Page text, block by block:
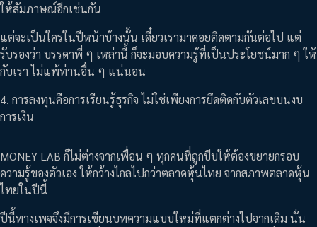
ให้สัมภาษณ์อีกเช่นกัน
แต่จะเป็นใครในปีหน้าบ้างนั้น เดี๋ยวเรามาคอยติดตามกันต่อไป แต่
รับรองว่า บรรดาพี่ ๆ เหล่านี้ ก็จะมอบความรู้ที่เป็นประโยชน์มาก ๆ ให้
กับเรา ไม่แพ้ท่านอื่น ๆ แน่นอน
4. การลงทุนคือการเรียนรู้ธุรกิจ ไม่ใช่เพียงการยึดติดกับตัวเลขบนงบ
การเงิน
MONEY LAB ก็ไม่ต่างจากเพื่อน ๆ ทุกคนที่ถูกบีบให้ต้องขยายกรอบ
ความรู้ของตัวเอง ให้กว้างไกลไปกว่าตลาดหุ้นไทย จากสภาพตลาดหุ้น
ไทยในปีนี้
ปีนี้ทางเพจจึงมีการเขียนบทความแบบใหม่ที่แตกต่างไปจากเดิม นั่น